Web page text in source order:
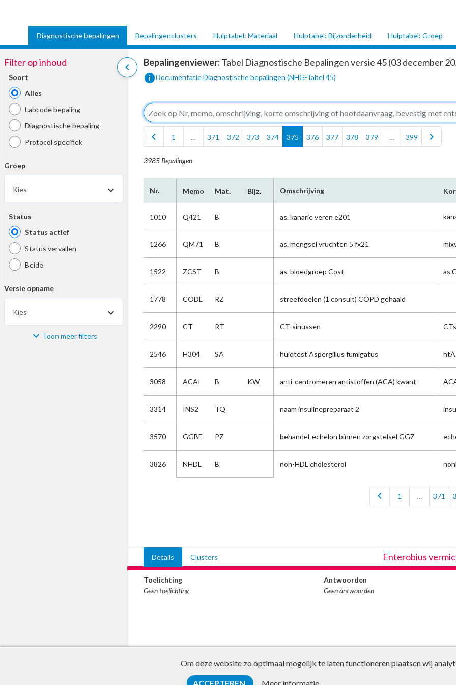
Diagnostische bepalingen Bepalingenclusters Hulptabel: Materiaal Hulptabel: Bijzonderheid Hulptabel: Groep
chevron_left
Filter op inhoud
Soort
Alles
Labcode bepaling
Diagnostische bepaling
Protocol specifiek
Groep
Kies
Status
Status actief
Status vervallen
Beide
Versie opname
Kies
Materiaal Toon meer filters
Bepalingenviewer:Tabel Diagnostische Bepalingen versie 45 (03 december
infoDocumentatie Diagnostische bepalingen (NHG-Tabel 45)
chevron_left
1 … 371 372 373 374 375 376 377 378 379 … 399 chevron_right
3985 Bepalingen
Nr. Memo Mat. Bijz. Omschrijving
1010 Q421 B as. kanarie veren e201
1266 QM71 B as. mengsel vruchten 5 fx21
1522 ZCST B as. bloedgroep Cost
1778 CODL RZ streefdoelen (1 consult) COPD gehaald
2290 CT RT CT-sinussen
2546 H304 SA huidtest Aspergillus fumigatus
3058 ACAI B KW anti-centromeren antistoffen (ACA) kwant
3314 INS2 TQ naam insulinepreparaat 2
3570 GGBE PZ behandel-echelon binnen zorgstelsel GGZ
3826 NHDL B non-HDL cholesterol
chevron_left 1 … 371
Details Clusters Enterobius
Toelichting
Geen toelichting
Antwoorden
Geen antwoorden
Om deze website zo optimaal mogelijk te laten functioneren plaatsen wij